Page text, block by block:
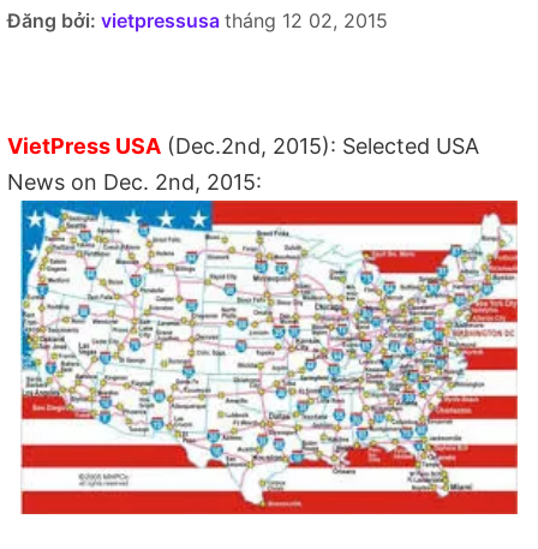
Đăng bởi: vietpressusa tháng 12 02, 2015
VietPress USA (Dec.2nd, 2015): Selected USA
News on Dec. 2nd, 2015: